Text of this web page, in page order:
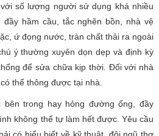
số lượng người sử dụng khá nhiều
hầm cầu, tắc nghẽn bồn, nhà vệ
ứ đọng nước, tràn chất thải ra ngoài
ý thường xuyên dọn dẹp và định kỳ
để sửa chữa kịp thời. Đối với nhà
thể thông được tại nhà.
trong hay hỏng đường ống, đầy
không thể tự làm hết được. Yêu cầu